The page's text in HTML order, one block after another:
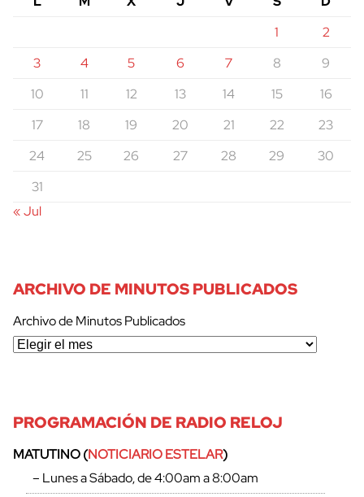
1
2
3
4 5 6 7 8
9
10
11 12 13 14 15
16
17
18 19 20 21 22
23
24
25 26 27 28 29
30
31
« Jul
ARCHIVO DE MINUTOS PUBLICADOS
Archivo de Minutos Publicados
PROGRAMACIÓN DE RADIO RELOJ
MATUTINO (NOTICIARIO ESTELAR)
– Lunes a Sábado, de 4:00am a 8:00am